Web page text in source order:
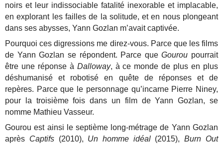
noirs et leur indissociable fatalité inexorable et implacable,
en explorant les failles de la solitude, et en nous plongeant
dans ses abysses, Yann Gozlan m’avait captivée.
Pourquoi ces digressions me direz-vous. Parce que les films
de Yann Gozlan se répondent. Parce queGourou pourrait
être une réponse à Dalloway, à ce monde de plus en plus
déshumanisé et robotisé en quête de réponses et de
repères. Parce que le personnage qu’incarne Pierre Niney,
pour la troisième fois dans un film de Yann Gozlan, se
nomme Mathieu Vasseur.
Gourou est ainsi le septième long-métrage de Yann Gozlan
après Captifs(2010), Un homme idéal(2015),Burn Out